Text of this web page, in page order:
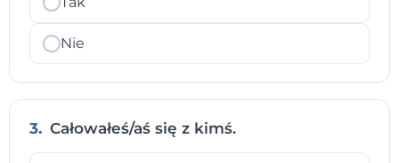
Nie
3. Całowałeś/aś się z kimś.